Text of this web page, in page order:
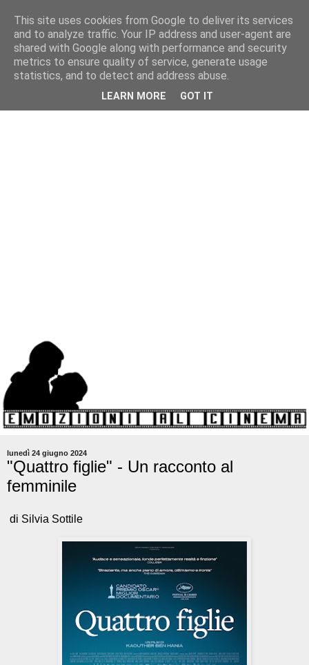
lunedì 24 giugno 2024
"Quattro figlie" - Un racconto al
femminile
di Silvia Sottile
This site uses cookies from Google to deliver its services
and to analyze traffic. Your IP address and user-agent are
shared with Google along with performance and security
metrics to ensure quality of service, generate usage
statistics, and to detect and address abuse.
LEARN MORE GOT IT